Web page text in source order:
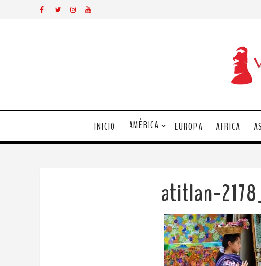
INICIO AMÉRICA EUROPA ÁFRICA
atitlan-